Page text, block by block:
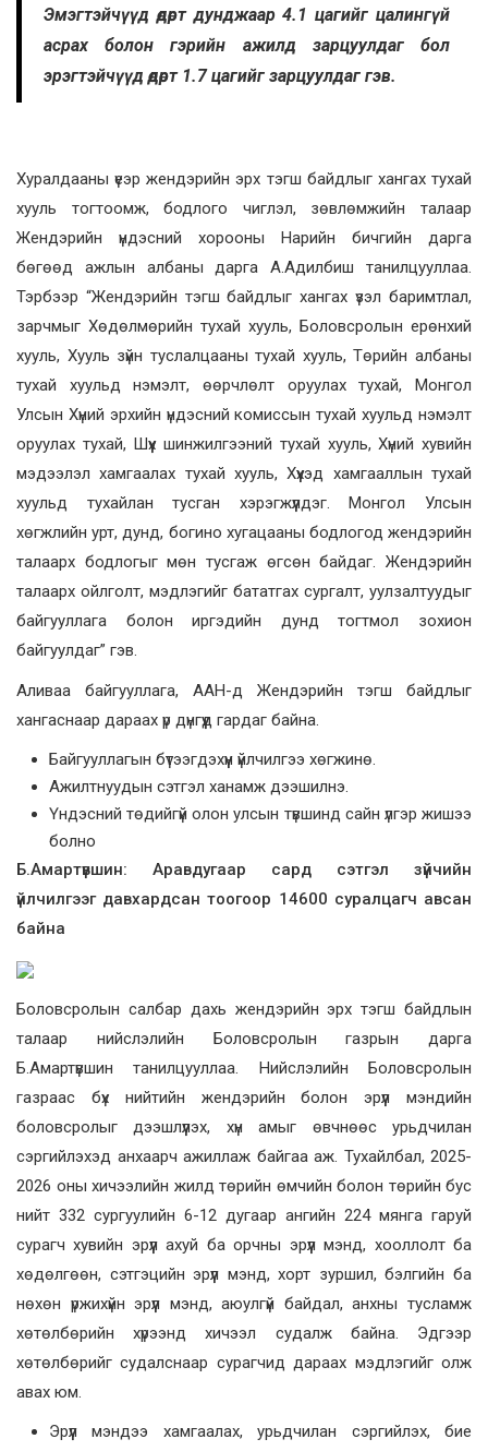
Эмэгтэйчүүд өдөрт дунджаар 4.1 цагийг цалингүй
асрах болон гэрийн ажилд зарцуулдаг бол
эрэгтэйчүүд өдөрт 1.7 цагийг зарцуулдаг гэв.
Хуралдааны үеэр жендэрийн эрх тэгш байдлыг хангах тухай
хууль тогтоомж, бодлого чиглэл, зөвлөмжийн талаар
Жендэрийн үндэсний хорооны Нарийн бичгийн дарга
бөгөөд ажлын албаны дарга А.Адилбиш танилцууллаа.
Тэрбээр “Жендэрийн тэгш байдлыг хангах үзэл баримтлал,
зарчмыг Хөдөлмөрийн тухай хууль, Боловсролын ерөнхий
хууль, Хууль зүйн туслалцааны тухай хууль, Төрийн албаны
тухай хуульд нэмэлт, өөрчлөлт оруулах тухай, Монгол
Улсын Хүний эрхийн үндэсний комиссын тухай хуульд нэмэлт
оруулах тухай, Шүүх шинжилгээний тухай хууль, Хүний хувийн
мэдээлэл хамгаалах тухай хууль, Хүүхэд хамгааллын тухай
хуульд тухайлан тусган хэрэгжүүлдэг. Монгол Улсын
хөгжлийн урт, дунд, богино хугацааны бодлогод жендэрийн
талаарх бодлогыг мөн тусгаж өгсөн байдаг. Жендэрийн
талаарх ойлголт, мэдлэгийг бататгах сургалт, уулзалтуудыг
байгууллага болон иргэдийн дунд тогтмол зохион
байгуулдаг” гэв.
Аливаа байгууллага, ААН-д Жендэрийн тэгш байдлыг
хангаснаар дараах үр дүнгүүд гардаг байна.
Байгууллагын бүтээгдэхүүн үйлчилгээ хөгжинө.
Ажилтнуудын сэтгэл ханамж дээшилнэ.
Үндэсний төдийгүй олон улсын түвшинд сайн үлгэр жишээ
болно
Б.Амартүвшин: Аравдугаар сард сэтгэл зүйчийн
үйлчилгээг давхардсан тоогоор 14600 суралцагч авсан
байна
Боловсролын салбар дахь жендэрийн эрх тэгш байдлын
талаар нийслэлийн Боловсролын газрын дарга
Б.Амартүвшин танилцууллаа. Нийслэлийн Боловсролын
газраас бүх нийтийн жендэрийн болон эрүүл мэндийн
боловсролыг дээшлүүлэх, хүн амыг өвчнөөс урьдчилан
сэргийлэхэд анхаарч ажиллаж байгаа аж. Тухайлбал, 2025-
2026 оны хичээлийн жилд төрийн өмчийн болон төрийн бус
нийт 332 сургуулийн 6-12 дугаар ангийн 224 мянга гаруй
сурагч хувийн эрүүл ахуй ба орчны эрүүл мэнд, хооллолт ба
хөдөлгөөн, сэтгэцийн эрүүл мэнд, хорт зуршил, бэлгийн ба
нөхөн үржихүйн эрүүл мэнд, аюулгүй байдал, анхны тусламж
хөтөлбөрийн хүрээнд хичээл судалж байна. Эдгээр
хөтөлбөрийг судалснаар сурагчид дараах мэдлэгийг олж
авах юм.
Эрүүл мэндээ хамгаалах, урьдчилан сэргийлэх, бие